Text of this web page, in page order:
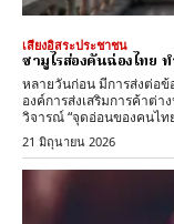
เสียงอิสระประชาชน
ซามูไรส่องคันฉ่องไทย ท
หลายวันก่อน มีการส่งต่อ
องค์การส่งเสริมการค้าต่า
วิจารณ์ “จุดอ่อนของคนไท
21 มิถุนายน 2026